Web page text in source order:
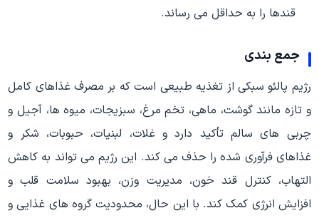
قندها را به حداقل می رساند.
جمع بندی
رژیم پالئو سبکی از تغذیه طبیعی است که بر مصرف غذاهای کامل
و تازه مانند گوشت، ماهی، تخم مرغ، سبزیجات، میوه ها، آجیل و
چربی های سالم تأکید دارد و غلات، لبنیات، حبوبات، شکر و
غذاهای فرآوری شده را حذف می کند. این رژیم می تواند به کاهش
التهاب، کنترل قند خون، مدیریت وزن، بهبود سلامت قلب و
افزایش انرژی کمک کند. با این حال، محدودیت گروه های غذایی و